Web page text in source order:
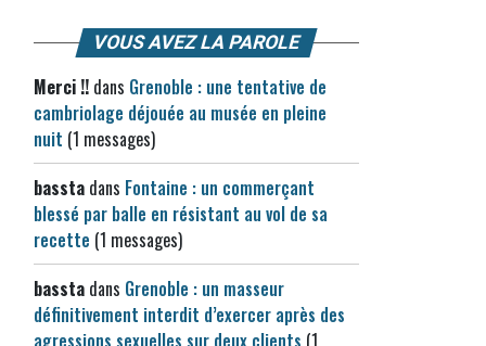
VOUS AVEZ LA PAROLE
Merci !! dans Grenoble : une tentative de
cambriolage déjouée au musée en pleine
nuit (1 messages)
bassta dans Fontaine : un commerçant
blessé par balle en résistant au vol de sa
recette (1 messages)
bassta dans Grenoble : un masseur
définitivement interdit d’exercer après des
agressions sexuelles sur deux clients (1